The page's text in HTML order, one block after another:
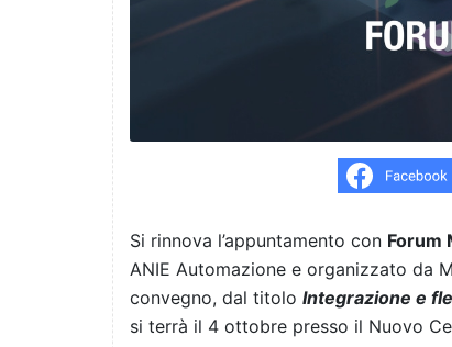
Si rinnova l’appuntamento con Forum
ANIE Automazione e organizzato da
convegno, dal titolo Integrazione e
si terrà il 4 ottobre presso il Nuovo